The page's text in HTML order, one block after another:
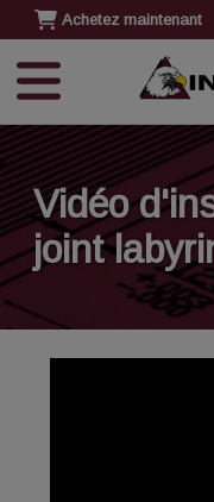
Achetez maintenant
Vidéo
joint